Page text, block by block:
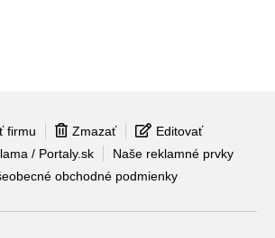
firmu Zmazať
Editovať
/ Portaly.sk
Naše reklamné prvky
obchodné podmienky